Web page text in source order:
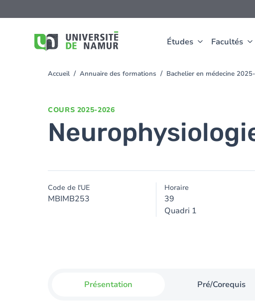
Études Facultés
au
You
Accueil Annuaire des formations Bachelier en médecine
COURS 2025-2026
Code de l'UE
MBIMB253
Horaire
39
Quadri 1
Présentation Pré/Corequis